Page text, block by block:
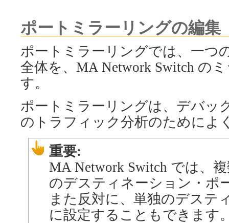
ポートミラーリングの編集
ポートミラーリングでは、一つ
全体を、MA Network Switch の
す。
ポートミラーリングは、デバッ
のトラフィック分析のためによ
重要:
MA Network Switch では、
のデスティネーション・ポ
また反対に、単独のデステ
に設定することもできます